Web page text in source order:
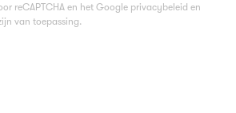
reCAPTCHA en het Google privacybeleid en
van toepassing.